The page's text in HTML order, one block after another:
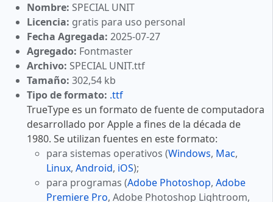
Nombre: SPECIAL UNIT
Licencia: gratis para uso personal
Fecha Agregada: 2025-07-27
Agregado: Fontmaster
Archivo: SPECIAL UNIT.ttf
Tamaño: 302,54 kb
Tipo de formato: .ttf
TrueType es un formato de fuente de computadora
desarrollado por Apple a fines de la década de
1980. Se utilizan fuentes en este formato:
para sistemas operativos (Windows, Mac,
Linux, Android, iOS);
para programas (Adobe Photoshop, Adobe
Premiere Pro, Adobe Photoshop Lightroom,